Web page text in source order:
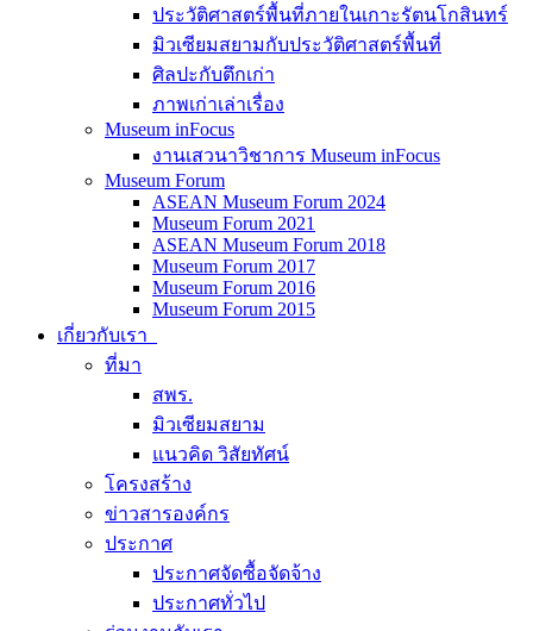
ประวัติศาสตร์พื้นที่ภายในเกาะรัตนโกสินทร์
มิวเซียมสยามกับประวัติศาสตร์พื้นที่
ศิลปะกับตึกเก่า
ภาพเก่าเล่าเรื่อง
Museum inFocus
งานเสวนาวิชาการ Museum inFocus
Museum Forum
ASEAN Museum Forum 2024
Museum Forum 2021
ASEAN Museum Forum 2018
Museum Forum 2017
Museum Forum 2016
Museum Forum 2015
เกี่ยวกับเรา
ที่มา
สพร.
มิวเซียมสยาม
แนวคิด วิสัยทัศน์
โครงสร้าง
ข่าวสารองค์กร
ประกาศ
ประกาศจัดซื้อจัดจ้าง
ประกาศทั่วไป